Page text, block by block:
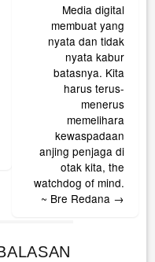
Media digital
membuat yang
nyata dan tidak
nyata kabur
batasnya. Kita
harus terus-
menerus
memelihara
kewaspadaan
anjing penjaga di
otak kita, the
watchdog of mind.
~ Bre Redana →